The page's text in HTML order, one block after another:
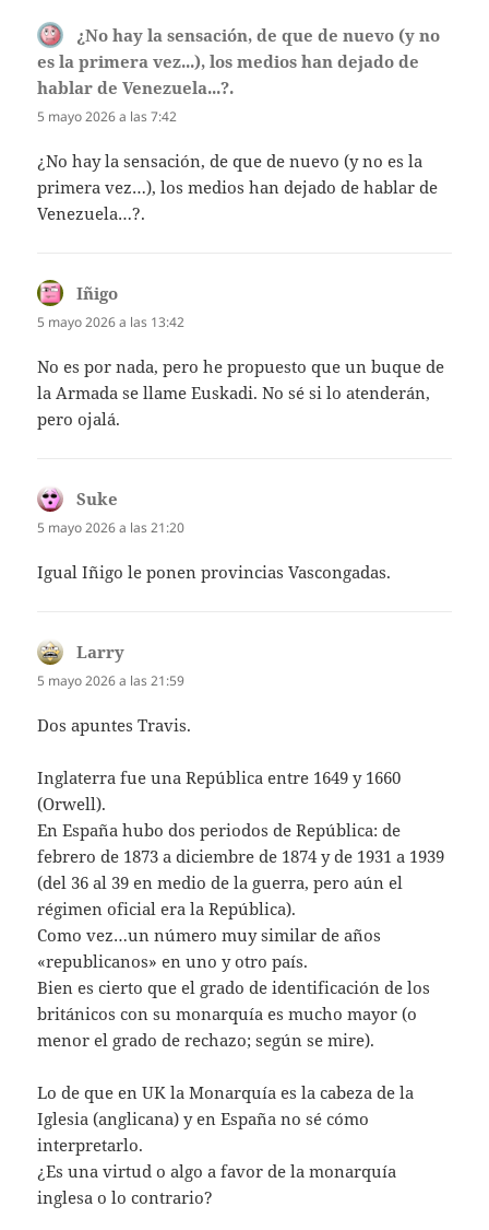
¿No hay la sensación, de que de nuevo (y no
es la primera vez...), los medios han dejado de
hablar de Venezuela...?.
5 mayo 2026 a las 7:42
¿No hay la sensación, de que de nuevo (y no es la
primera vez…), los medios han dejado de hablar de
Venezuela…?.
Iñigo
5 mayo 2026 a las 13:42
No es por nada, pero he propuesto que un buque de
la Armada se llame Euskadi. No sé si lo atenderán,
pero ojalá.
Suke
5 mayo 2026 a las 21:20
Igual Iñigo le ponen provincias Vascongadas.
Larry
5 mayo 2026 a las 21:59
Dos apuntes Travis.
Inglaterra fue una República entre 1649 y 1660
(Orwell).
En España hubo dos periodos de República: de
febrero de 1873 a diciembre de 1874 y de 1931 a 1939
(del 36 al 39 en medio de la guerra, pero aún el
régimen oficial era la República).
Como vez…un número muy similar de años
«republicanos» en uno y otro país.
Bien es cierto que el grado de identificación de los
británicos con su monarquía es mucho mayor (o
menor el grado de rechazo; según se mire).
Lo de que en UK la Monarquía es la cabeza de la
Iglesia (anglicana) y en España no sé cómo
interpretarlo.
¿Es una virtud o algo a favor de la monarquía
inglesa o lo contrario?